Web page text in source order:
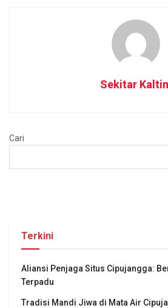
Sekitar
Cari
Terkini
Aliansi Penjaga Situs Cipujangga:
Terpadu
Tradisi Mandi Jiwa di Mata Air